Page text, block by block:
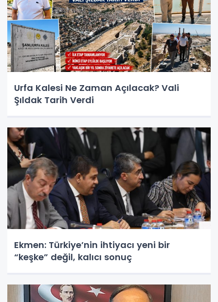
Urfa Kalesi Ne Zaman Açılacak? Vali
Şıldak Tarih Verdi
Ekmen: Türkiye’nin ihtiyacı yeni bir
“keşke” değil, kalıcı sonuç